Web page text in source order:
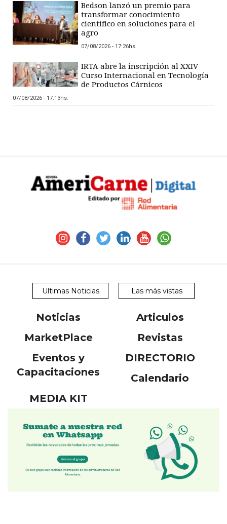
Bedson lanzó un premio para
transformar conocimiento
científico en soluciones para el
agro
07/08/2026 - 17:26hs.
IRTA abre la inscripción al XXIV
Curso Internacional en Tecnología
de Productos Cárnicos
07/08/2026 - 17:13hs.
Ultimas Noticias Las más vistas
Noticias
Articulos
MarketPlace
Revistas
Eventos y
Capacitaciones
DIRECTORIO
Calendario
MEDIA KIT